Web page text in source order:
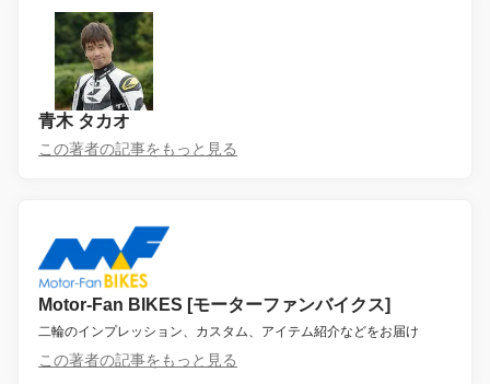
青木 タカオ
この著者の記事をもっと見る
Motor-Fan BIKES [モーターファンバイクス]
二輪のインプレッション、カスタム、アイテム紹介などをお届け
この著者の記事をもっと見る